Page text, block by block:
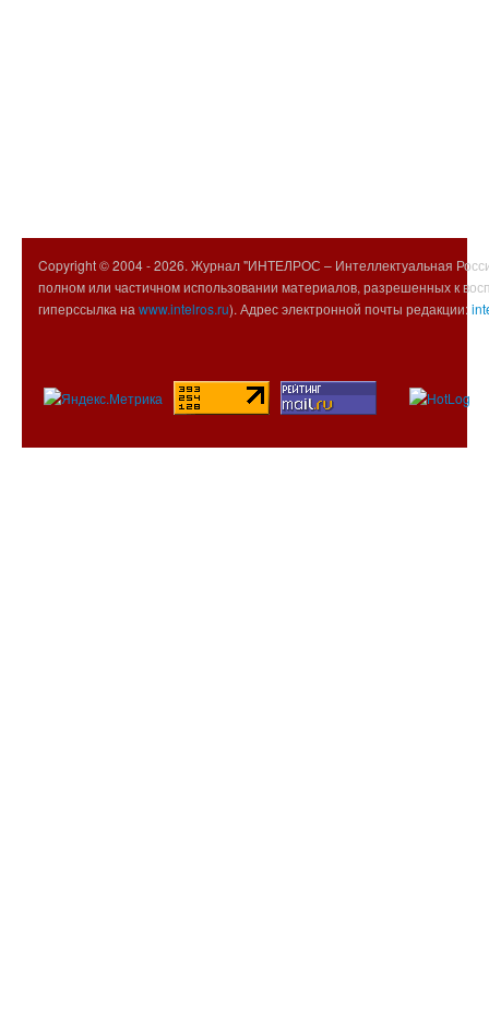
Copyright © 2004 -2026. Журнал "ИНТЕЛРОС – Интеллектуальная
полном или частичном использовании материалов, разрешенных к
гиперссылка на www.intelros.ru). Адрес электронной почты редакции: